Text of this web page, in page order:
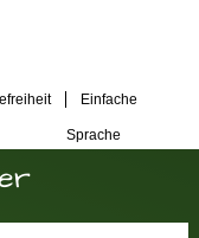
Einfache
Sprache